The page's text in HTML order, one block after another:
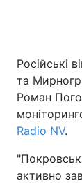
Російські
та
Роман
Radio NV.
активно